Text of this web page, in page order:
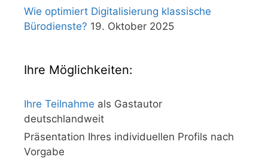
Wie optimiert Digitalisierung klassische
Bürodienste? 19. Oktober 2025
Ihre Möglichkeiten:
Ihre Teilnahme als Gastautor
deutschlandweit
Präsentation Ihres individuellen Profils nach
Vorgabe